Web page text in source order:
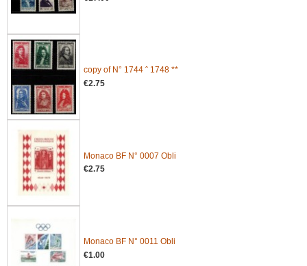
copy of N° 1744 ˆ 1748 **
€2.75
Monaco BF N° 0007 Obli
€2.75
Monaco BF N° 0011 Obli
€1.00